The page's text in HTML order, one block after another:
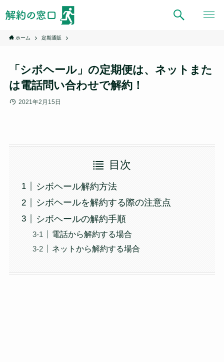
ホーム 定期通販
「シボヘール」の定期便は、ネットまた
は電話問い合わせで解約！
2021年2月15日
目次
シボヘール解約方法
シボヘールを解約する際の注意点
シボヘールの解約手順
電話から解約する場合
ネットから解約する場合